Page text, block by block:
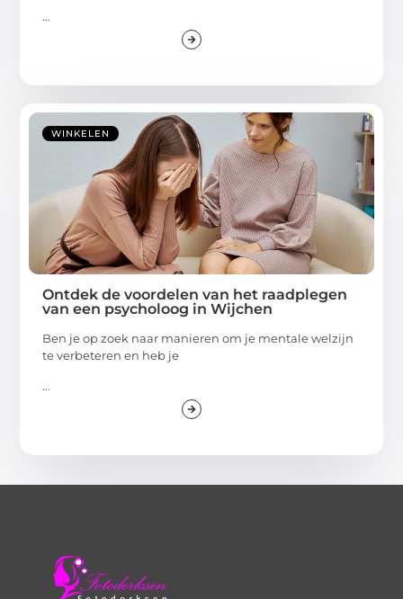
...
WINKELEN
Ontdek de voordelen van het raadplegen
van een psycholoog in Wijchen
Ben je op zoek naar manieren om je mentale welzijn
te verbeteren en heb je
...